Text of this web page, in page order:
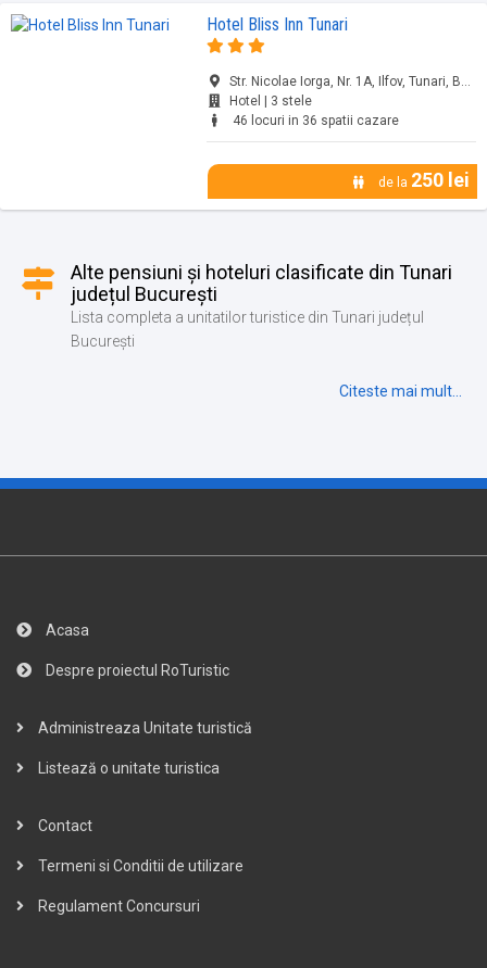
Hotel Bliss Inn Tunari
Str. Nicolae Iorga, Nr. 1A, Ilfov, Tunari, București, jud. București
Hotel | 3 stele
46 locuri in 36 spatii cazare
de la 250 lei
Alte pensiuni și hoteluri clasificate din Tunari
județul București
Lista completa a unitatilor turistice din Tunari județul
București
Citeste mai mult...
Acasa
Despre proiectul RoTuristic
Administreaza Unitate turistică
Listează o unitate turistica
Contact
Termeni si Conditii de utilizare
Regulament Concursuri